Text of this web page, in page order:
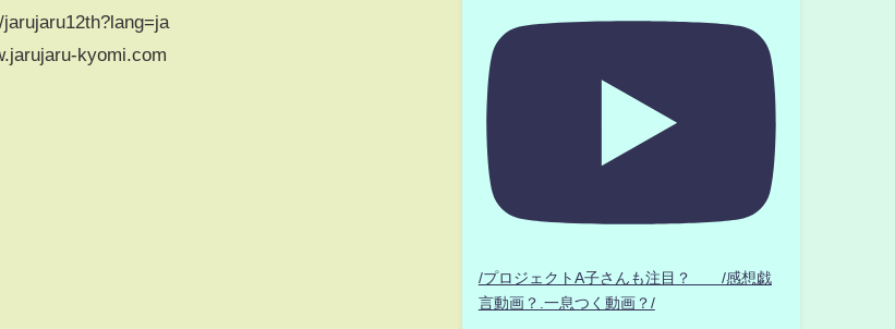
kyomi.com
/プロジェクトA子さんも注目？ /感想戯
言動画？.一息つく動画？/